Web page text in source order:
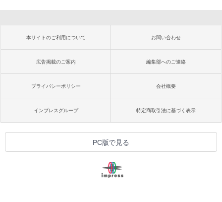
本サイトのご利用について お問い合わせ
広告掲載のご案内 編集部へのご連絡
プライバシーポリシー 会社概要
インプレスグループ 特定商取引法に基づく表示
PC版で見る